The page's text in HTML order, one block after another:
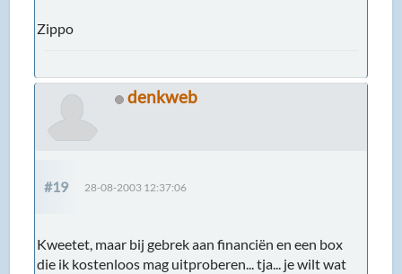
Zippo
denkweb
#19 28-08-2003 12:37:06
Kweetet, maar bij gebrek aan financiën en een box
die ik kostenloos mag uitproberen... tja... je wilt wat